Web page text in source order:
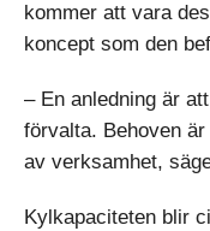
kommer att vara
koncept som den
– En anledning är
förvalta. Behoven
av verksamhet,
Kylkapaciteten blir